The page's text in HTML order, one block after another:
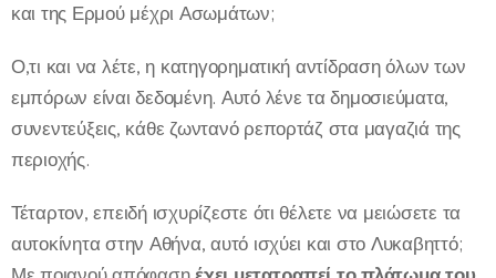
και της Ερμού μέχρι Ασωμάτων;
Ο,τι και να λέτε, η κατηγορηματική αντίδραση όλων των
εμπόρων είναι δεδομένη. Αυτό λένε τα δημοσιεύματα,
συνεντεύξεις, κάθε ζωντανό ρεπορτάζ στα μαγαζιά της
περιοχής.
Τέταρτον, επειδή ισχυρίζεστε ότι θέλετε να μειώσετε τα
αυτοκίνητα στην Αθήνα, αυτό ισχύει και στο Λυκαβηττό;